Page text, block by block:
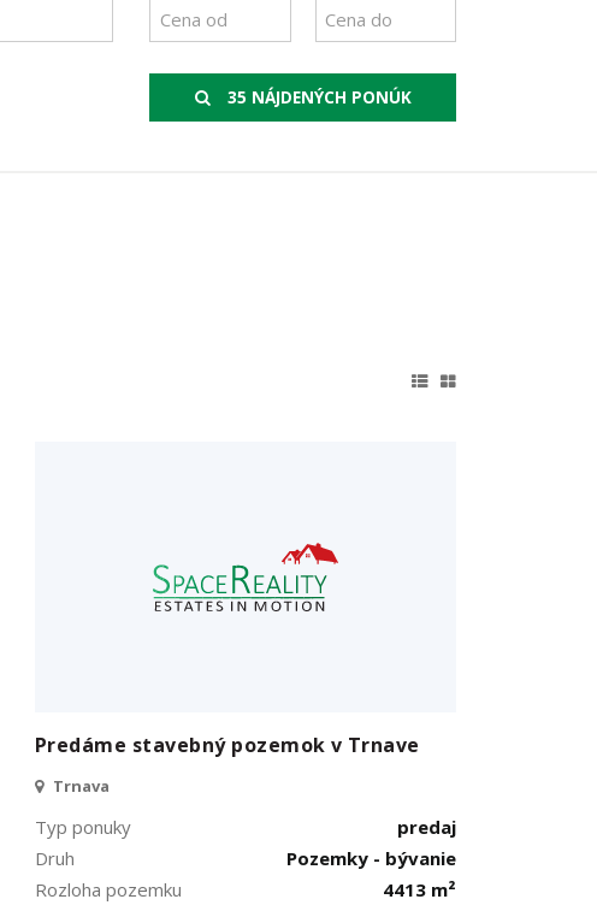
35 NÁJDENÝCH PONÚK
Predáme stavebný pozemok v Trnave
Trnava
Typ ponuky
predaj
Druh
Pozemky - bývanie
Rozloha pozemku
4413 m²